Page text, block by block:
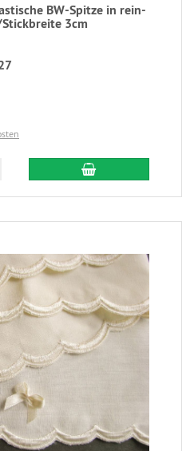
BW-Spitze in rein-
3cm